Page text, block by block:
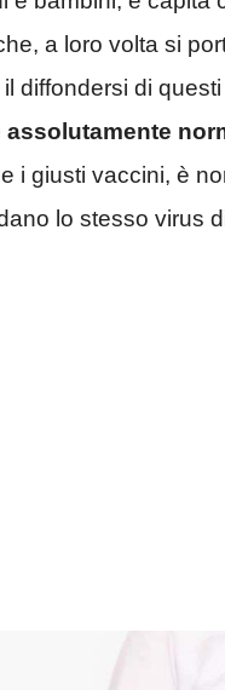
a loro volta si
diffondersi di
assolutamente
i giusti vaccini, è
lo stesso virus